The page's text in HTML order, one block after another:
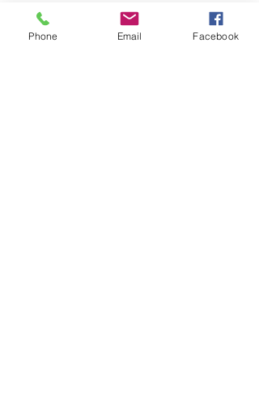
Phone Email Facebook